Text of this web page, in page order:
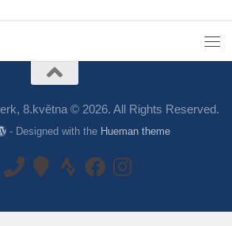
8.května © 2026. All Rights Reserved.
- Designed with the Hueman theme